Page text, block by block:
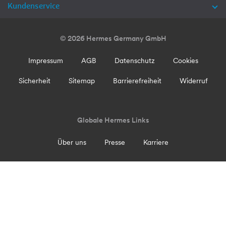
Kundenservice
© 2026 Hermes Germany GmbH
Impressum AGB Datenschutz Cookies
Sicherheit Sitemap Barrierefreiheit Widerruf
Globale Hermes Links
Über uns Presse Karriere